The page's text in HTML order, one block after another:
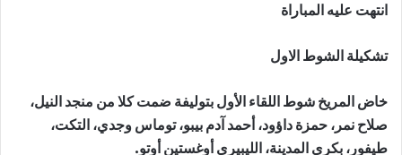
انتهت عليه المباراة
تشكيلة الشوط الاول
خاض المريخ شوط اللقاء الأول بتوليفة ضمت كلا من منجد النيل،
صلاح نمر، حمزة داؤود، أحمد آدم بيبو، توماس وجدي، التكت،
طيفور، بكري المدينة، الليبيري أوغستين أوتو.